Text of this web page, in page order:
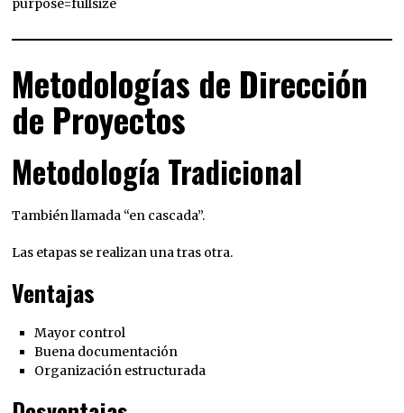
Metodologías de Dirección
de Proyectos
Metodología Tradicional
También llamada “en cascada”.
Las etapas se realizan una tras otra.
Ventajas
Mayor control
Buena documentación
Organización estructurada